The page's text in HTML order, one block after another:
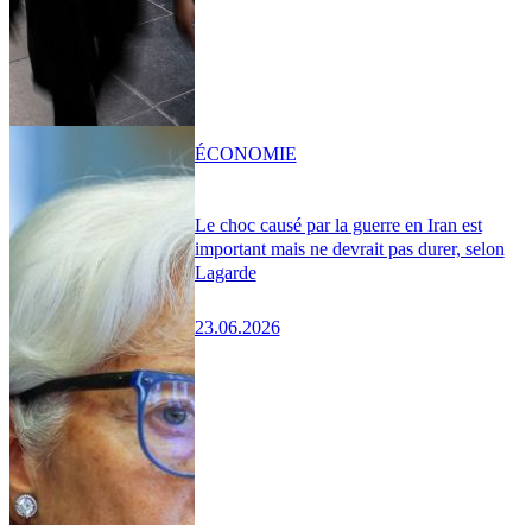
Le choc causé par la guerre en Iran est
important mais ne devrait pas durer, selon
Lagarde
23.06.2026
ÉCONOMIE